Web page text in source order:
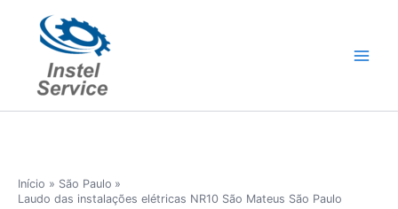
conteúdo
Início
São Paulo
Laudo das instalações elétricas NR10 São Mateus São Paulo